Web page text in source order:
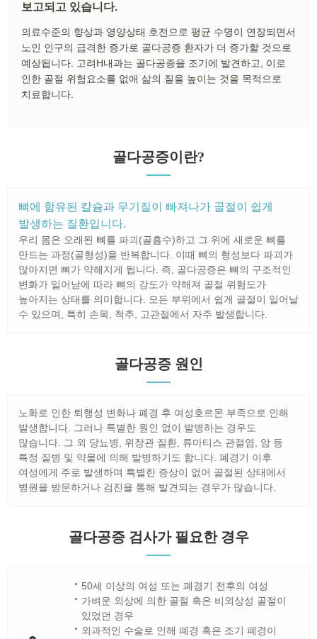
보고되고 있습니다.
의료수준의 향상과 영양상태 호전으로 평균 수명이 연장되면서
노인 인구의 급격한 증가로 골다공증 환자가 더 증가할 것으로
예상됩니다. 고려H내과는 골다공증을 조기에 발견하고, 이로
인한 골절 위험요소를 없애 삶의 질을 높이는 것을 목적으로
치료합니다.
골다공증이란?
뼈에 함유된 칼슘과 무기질이 빠져나가 골절이 쉽게
발생하는 질환입니다.
우리 몸은 오래된 뼈를 파괴(골흡수)하고 그 위에 새로운 뼈를
만드는 과정(골형성)을 반복합니다. 이때 뼈의 형성보다 파괴가
많아지면 뼈가 약해지게 됩니다. 즉, 골다공증은 뼈의 구조적인
변화가 일어남에 따라 뼈의 강도가 약해져 골절 위험도가
높아지는 상태를 의미합니다. 모든 부위에서 쉽게 골절이 일어날
수 있으며, 특히 손목, 척추, 고관절에서 자주 발생합니다.
골다공증 원인
노화로 인한 퇴행성 변화나 폐경 후 여성호르몬 부족으로 인해
발생합니다. 그러나 특별한 원인 없이 발병하는 경우도
많습니다. 그 외 당뇨병, 위장관 질환, 류마티스 관절염, 암 등
특정 질병 및 약물에 의해 발병하기도 합니다. 폐경기 이후
여성에게 주로 발생하며 특별한 증상이 없어 골절된 상태에서
병원을 방문하거나 검진을 통해 발견되는 경우가 많습니다.
골다공증 검사가 필요한 경우
50세 이상의 여성 또는 폐경기 전후의 여성
가벼운 외상에 의한 골절 혹은 비외상성 골절이
있었던 경우
외과적인 수술로 인해 폐경 혹은 조기 폐경이